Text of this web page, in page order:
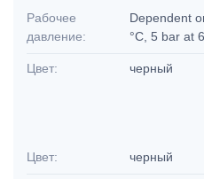
Рабочее
давление:
Dependent
°C, 5 bar at
Цвет: черный
Цвет: черный